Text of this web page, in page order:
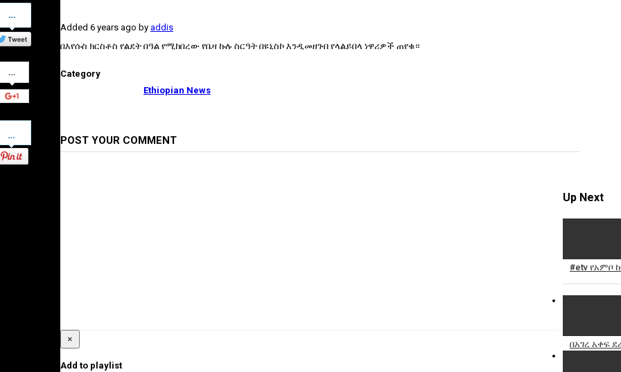
Share
on
Twitter
Share
on
Google+
Pinterest
Added 6 years ago by addis
በእየሱስ ክርስቶስ የልደት በዓል የሚከበረው የቤዛ ኩሉ ስርዓት በዩኒስኮ እንዲመዘገብ የላልይበላ ነዋሪዎች ጠየቁ።
Category
Ethiopian News
POST YOUR COMMENT
Up Next
#etv የአምቦ
በአገረ አቀፍ
Report
×
Add to playlist